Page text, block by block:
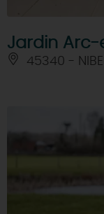
Jardin Arc-
45340 -